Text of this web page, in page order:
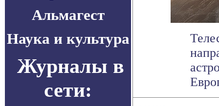
Альмагест
Наука и культура
Журналы в
сети: